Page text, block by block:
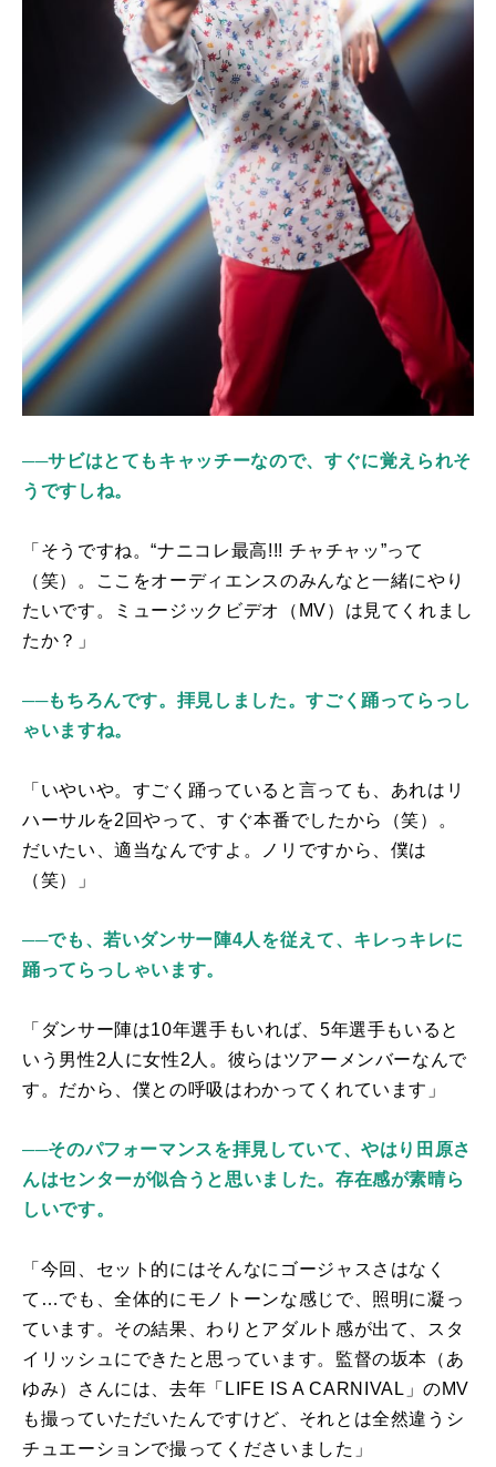
──サビはとてもキャッチーなので、すぐに覚えられそ
うですしね。
「そうですね。“ナニコレ最高!!! チャチャッ”って
（笑）。ここをオーディエンスのみんなと一緒にやり
たいです。ミュージックビデオ（ MV）は見てくれまし
たか？」
──もちろんです。拝見しました。すごく踊ってらっし
ゃいますね。
「いやいや。すごく踊っていると言っても、あれはリ
ハーサルを2 回やって、すぐ本番でしたから（笑）。
だいたい、適当なんですよ。ノリですから、僕は
（笑）」
──でも、若いダンサー陣4人を従えて、キレっキレに
踊ってらっしゃいます。
「ダンサー陣は10年選手もいれば、 5年選手もいると
いう男性2 人に女性2 人。彼らはツアーメンバーなんで
す。だから、僕との呼吸はわかってくれています」
──そのパフォーマンスを拝見していて、やはり田原さ
んはセンターが似合うと思いました。存在感が素晴ら
しいです。
「今回、セット的にはそんなにゴージャスさはなく
て…でも、全体的にモノトーンな感じで、照明に凝っ
ています。その結果、わりとアダルト感が出て、スタ
イリッシュにできたと思っています。監督の坂本（あ
ゆみ）さんには、去年「 LIFE IS A CARNIVAL 」のMV
も撮っていただいたんですけど、それとは全然違うシ
チュエーションで撮ってくださいました」